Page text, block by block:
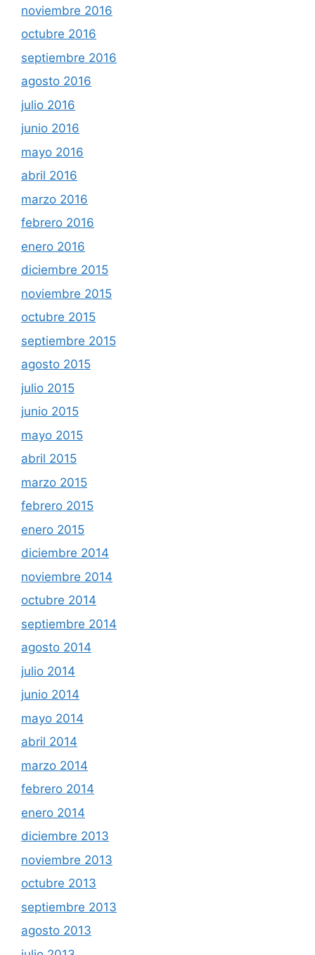
noviembre 2016
octubre 2016
septiembre 2016
agosto 2016
julio 2016
junio 2016
mayo 2016
abril 2016
marzo 2016
febrero 2016
enero 2016
diciembre 2015
noviembre 2015
octubre 2015
septiembre 2015
agosto 2015
julio 2015
junio 2015
mayo 2015
abril 2015
marzo 2015
febrero 2015
enero 2015
diciembre 2014
noviembre 2014
octubre 2014
septiembre 2014
agosto 2014
julio 2014
junio 2014
mayo 2014
abril 2014
marzo 2014
febrero 2014
enero 2014
diciembre 2013
noviembre 2013
octubre 2013
septiembre 2013
agosto 2013